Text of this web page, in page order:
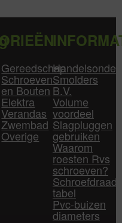
Gereedschap
Schroeven
en Bouten
Elektra
Verandas
Zwembad
Overige
Smolders
B.V.
Volume
voordeel
Slagpluggen
gebruiken
Waarom
roesten Rvs
schroeven?
Schroefdraad
tabel
Pvc-buizen
diameters